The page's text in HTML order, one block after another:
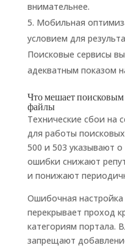
внимательнее.
Мобильная
условием для
Поисковые сервисы
адекватным показом
Что мешает поисковым
файлы
Технические сбои на
для работы
500 и 503 указывают
ошибки снижают
и понижают
Ошибочная
перекрывает проход
категориям портала.
запрещают